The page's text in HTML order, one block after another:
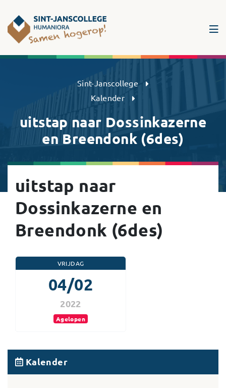
Sint-Janscollege Humaniora
Sint-Janscollege
Kalender
uitstap naar Dossinkazerne
en Breendonk (6des)
uitstap naar
Dossinkazerne en
Breendonk (6des)
VRIJDAG
04/02
2022
Agelopen
Kalender